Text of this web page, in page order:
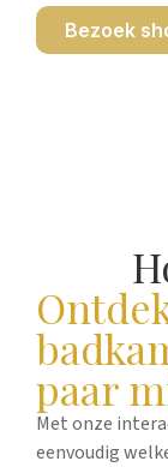
Bezoek
paar
Met onze
eenvoudig